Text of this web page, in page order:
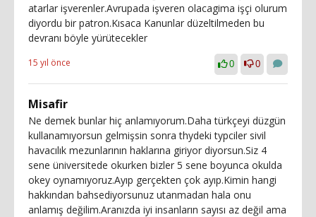
atarlar işverenler.Avrupada işveren olacagima işçi olurum
diyordu bir patron.Kısaca Kanunlar düzeltilmeden bu
devranı böyle yürütecekler
15 yıl önce 0 0
Misafir
Ne demek bunlar hiç anlamıyorum.Daha türkçeyi düzgün
kullanamıyorsun gelmişsin sonra thydeki typciler sivil
havacılık mezunlarının haklarına giriyor diyorsun.Siz 4
sene üniversitede okurken bizler 5 sene boyunca okulda
okey oynamıyoruz.Ayıp gerçekten çok ayıp.Kimin hangi
hakkından bahsediyorsunuz utanmadan hala onu
anlamış değilim.Aranızda iyi insanların sayısı az değil ama